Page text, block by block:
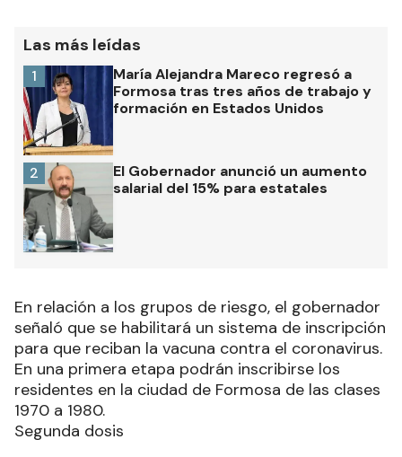
Las más leídas
María Alejandra Mareco regresó a
Formosa tras tres años de trabajo y
formación en Estados Unidos
1
El Gobernador anunció un aumento
salarial del 15% para estatales
2
En relación a los grupos de riesgo, el gobernador
señaló que se habilitará un sistema de inscripción
para que reciban la vacuna contra el coronavirus.
En una primera etapa podrán inscribirse los
residentes en la ciudad de Formosa de las clases
1970 a 1980.
Segunda dosis